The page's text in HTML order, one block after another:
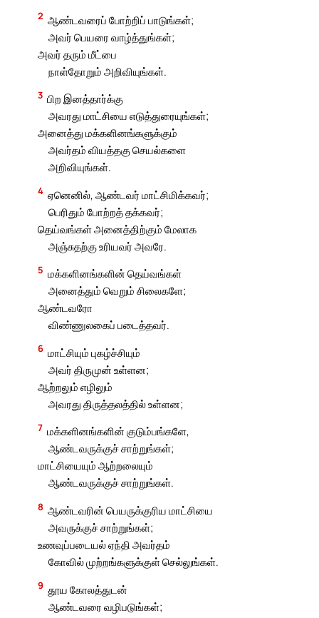
2 ஆண்டவரைப் போற்றிப் பாடுங்கள்;
அவர் பெயரை வாழ்த்துங்கள்;
அவர் தரும் மீட்பை
நாள்தோறும் அறிவியுங்கள்.
3 பிற இனத்தார்க்கு
அவரது மாட்சியை எடுத்துரையுங்கள்;
அனைத்து மக்களினங்களுக்கும்
அவர்தம் வியத்தகு செயல்களை
அறிவியுங்கள்.
4 ஏனெனில், ஆண்டவர் மாட்சிமிக்கவர்;
பெரிதும் போற்றத் தக்கவர்;
தெய்வங்கள் அனைத்திற்கும் மேலாக
அஞ்சுதற்கு உரியவர் அவரே.
5 மக்களினங்களின் தெய்வங்கள்
அனைத்தும் வெறும் சிலைகளே;
ஆண்டவரோ
விண்ணுலகைப் படைத்தவர்.
6 மாட்சியும் புகழ்ச்சியும்
அவர் திருமுன் உள்ளன;
ஆற்றலும் எழிலும்
அவரது திருத்தலத்தில் உள்ளன;
7 மக்களினங்களின் குடும்பங்களே,
ஆண்டவருக்குச் சாற்றுங்கள்;
மாட்சியையும் ஆற்றலையும்
ஆண்டவருக்குச் சாற்றுங்கள்.
8 ஆண்டவரின் பெயருக்குரிய மாட்சியை
அவருக்குச் சாற்றுங்கள்;
உணவுப்படையல் ஏந்தி அவர்தம்
கோவில் முற்றங்களுக்குள் செல்லுங்கள்.
9 தூய கோலத்துடன்
ஆண்டவரை வழிபடுங்கள்;